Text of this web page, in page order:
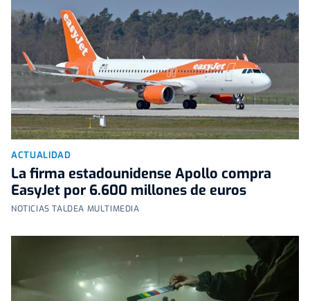
ACTUALIDAD
La firma estadounidense Apollo compra
EasyJet por 6.600 millones de euros
NOTICIAS TALDEA MULTIMEDIA